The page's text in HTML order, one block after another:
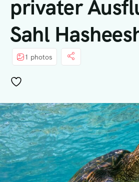
privater
Sahl
1 photos